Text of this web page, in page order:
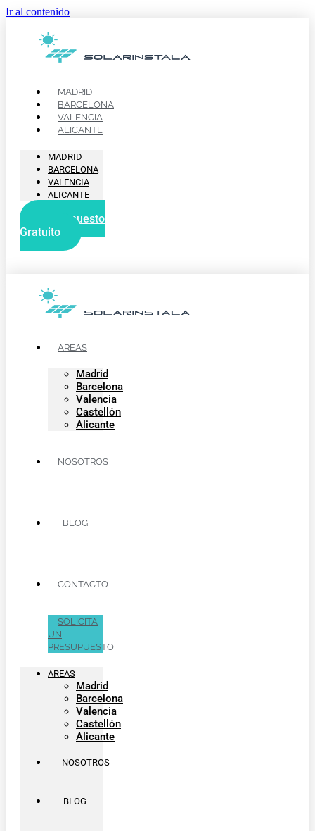
Ir al contenido
MADRID
BARCELONA
VALENCIA
ALICANTE
MADRID
BARCELONA
VALENCIA
ALICANTE
Presupuesto
Gratuito
AREAS
Madrid
Barcelona
Valencia
Castellón
Alicante
NOSOTROS
BLOG
CONTACTO
SOLICITA
UN
PRESUPUESTO
AREAS
Madrid
Barcelona
Valencia
Castellón
Alicante
NOSOTROS
BLOG